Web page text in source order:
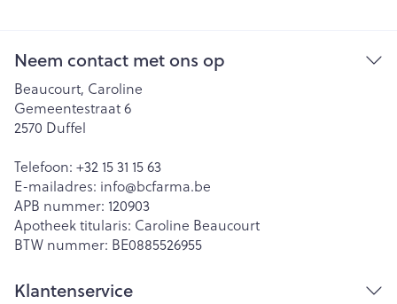
Neem contact met ons op
Beaucourt, Caroline
Gemeentestraat 6
2570 Duffel
Telefoon: +32 15 31 15 63
E-mailadres: info@bcfarma.be
APB nummer: 120903
Apotheek titularis: Caroline Beaucourt
BTW nummer: BE0885526955
Klantenservice